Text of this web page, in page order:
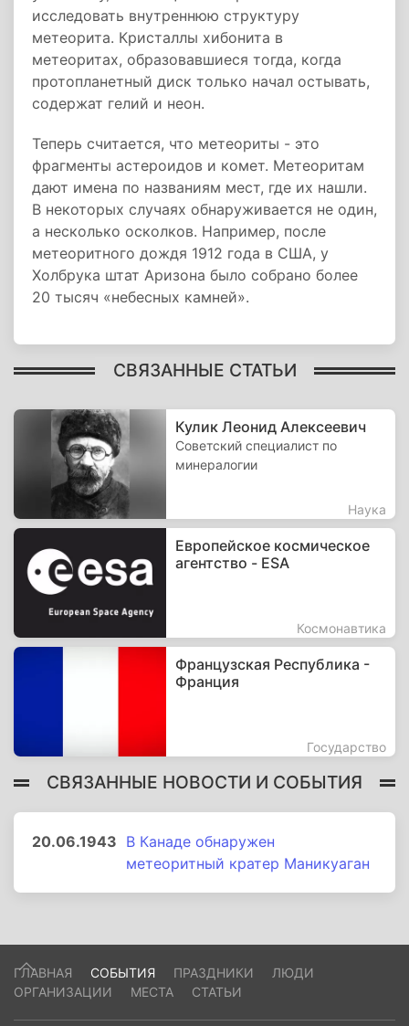
исследовать внутреннюю структуру
метеорита. Кристаллы хибонита в
метеоритах, образовавшиеся тогда, когда
протопланетный диск только начал остывать,
содержат гелий и неон.
Теперь считается, что метеориты - это
фрагменты астероидов и комет. Метеоритам
дают имена по названиям мест, где их нашли.
В некоторых случаях обнаруживается не один,
а несколько осколков. Например, после
метеоритного дождя 1912 года в США, у
Холбрука штат Аризона было собрано более
20 тысяч «небесных камней».
СВЯЗАННЫЕ СТАТЬИ
Кулик Леонид Алексеевич
Советский специалист по
минералогии
Наука
Европейское космическое
агентство - ESA
Космонавтика
Французская Республика -
Франция
Государство
СВЯЗАННЫЕ НОВОСТИ И СОБЫТИЯ
20.06.1943 В Канаде обнаружен
метеоритный кратер Маникуаган
ГЛАВНАЯ СОБЫТИЯ ПРАЗДНИКИ
ЛЮДИ
ОРГАНИЗАЦИИ
МЕСТА СТАТЬИ